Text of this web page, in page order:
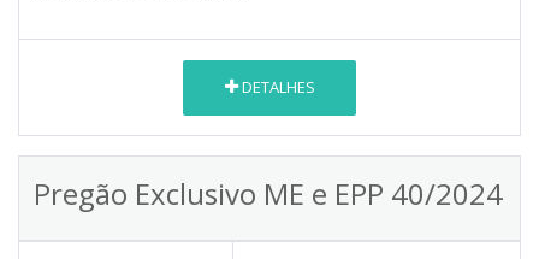
DETALHES
Pregão Exclusivo ME e EPP 40/2024